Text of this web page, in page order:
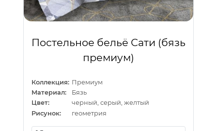
Постельное бельё Сати (бязь
премиум)
Коллекция: Премиум
Материал:
Бязь
Цвет:
черный, серый, желтый
Рисунок:
геометрия